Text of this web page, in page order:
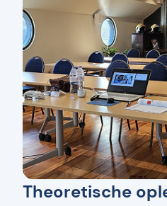
Theoretische